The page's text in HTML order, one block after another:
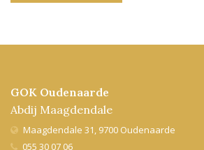
GOK Oudenaarde
Abdij Maagdendale
Maagdendale 31, 9700 Oudenaarde
055 30 07 06